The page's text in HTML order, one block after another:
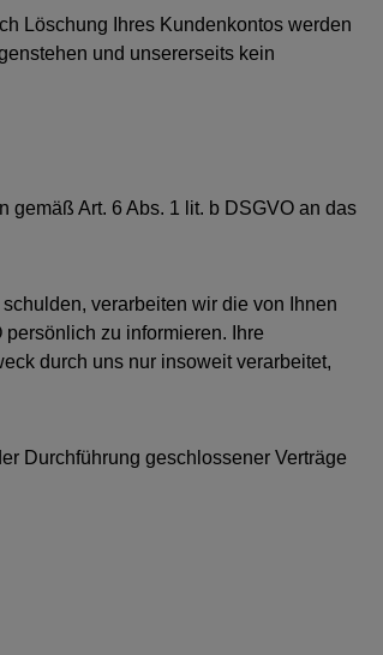
Löschung Ihres Kundenkontos werden
und unsererseits kein
Art. 6 Abs. 1 lit. b DSGVO an das
verarbeiten wir die von Ihnen
zu informieren. Ihre
durch uns nur insoweit verarbeitet,
Durchführung geschlossener Verträge